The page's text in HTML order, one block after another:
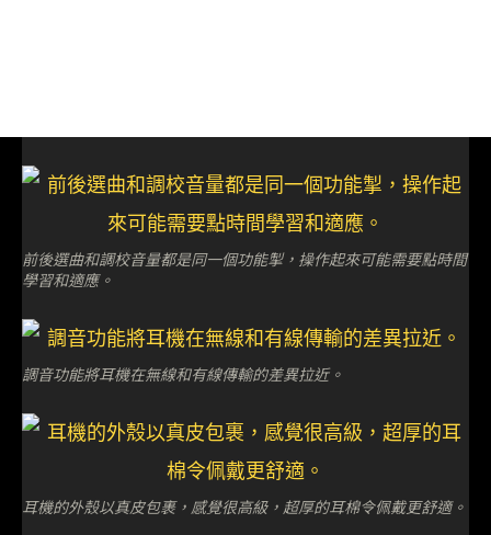
前後選曲和調校音量都是同一個功能掣，操作起來可能需要點時間
學習和適應。
調音功能將耳機在無線和有線傳輸的差異拉近。
耳機的外殼以真皮包裹，感覺很高級，超厚的耳棉令佩戴更舒適。